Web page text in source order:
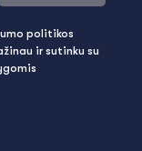
politikos
ir sutinku su